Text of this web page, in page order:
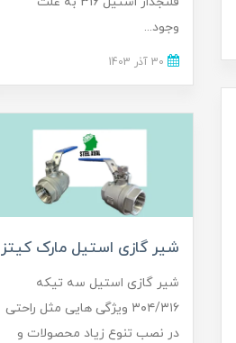
وجود...
شیر گازی استیل مارک کیتز
شیر گازی استیل سه تیکه
۳۰۴/۳۱۶ ویژگی هایی مثل راحتی
در نصب تنوع زیاد محصولات و